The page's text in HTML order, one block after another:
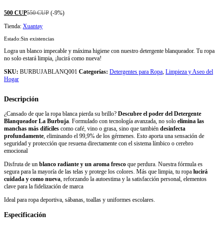
500 CUP550CUP (-9%)
Tienda: Xuantay
Estado:Sin existencias
Logra un blanco impecable y máxima higiene con nuestro detergente blanqueador. Tu ropa
no solo estará limpia, ¡lucirá como nueva!
SKU: BURBUJABLANQ001 Categorías: Detergentes para Ropa, Limpieza y Aseo del
Hogar
Descripción
¿Cansado de que la ropa blanca pierda su brillo? Descubre el poder del Detergente
Blanqueador La Burbuja. Formulado con tecnología avanzada, no solo elimina las
manchas más difíciles como café, vino o grasa, sino que también desinfecta
profundamente, eliminando el 99,9% de los gérmenes. Esto aporta una sensación de
seguridad y protección que resuena directamente con el sistema límbico o cerebro
emocional
Disfruta de un blanco radiante y un aroma fresco que perdura. Nuestra fórmula es
segura para la mayoría de las telas y protege los colores. Más que limpia, tu ropa lucirá
cuidada y como nueva, reforzando la autoestima y la satisfacción personal, elementos
clave para la fidelización de marca
Ideal para ropa deportiva, sábanas, toallas y uniformes escolares.
Especificación